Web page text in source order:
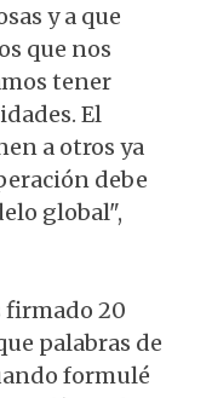
y a que
que nos
tener
El
a otros ya
debe
global",
firmado 20
palabras de
formulé